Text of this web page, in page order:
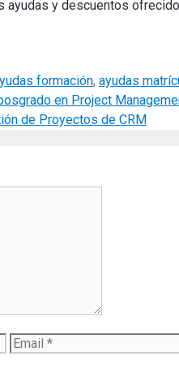
ayudas y descuentos
formación, ayudas
en Project
de Proyectos de CRM
Email